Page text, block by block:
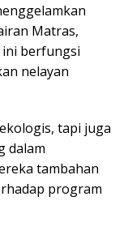
Matras,
ini berfungsi
nelayan
tapi juga
dalam
tambahan
program